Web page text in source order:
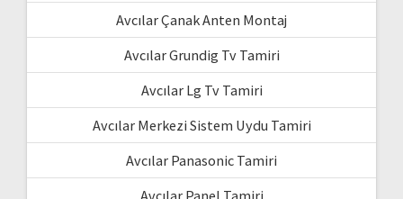
Avcılar Çanak Anten Montaj
Avcılar Grundig Tv Tamiri
Avcılar Lg Tv Tamiri
Avcılar Merkezi Sistem Uydu Tamiri
Avcılar Panasonic Tamiri
Avcılar Panel Tamiri